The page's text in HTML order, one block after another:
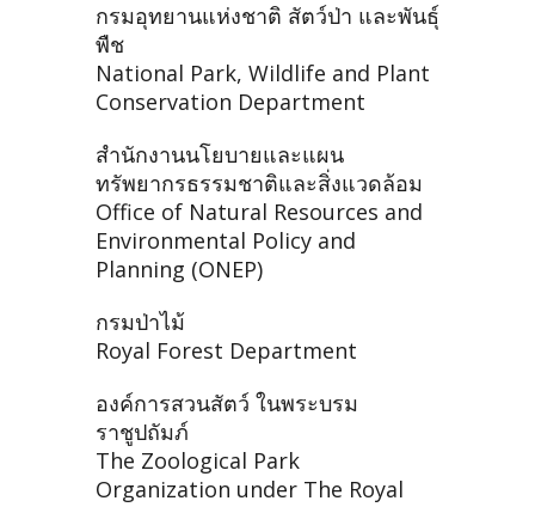
กรมอุทยานแห่งชาติ สัตว์ป่า และพันธุ์
พืช
National Park, Wildlife and Plant
Conservation Department
สำนักงานนโยบายและแผน
ทรัพยากรธรรมชาติและสิ่งแวดล้อม
Office of Natural Resources and
Environmental Policy and
Planning (ONEP)
กรมป่าไม้
Royal Forest Department
องค์การสวนสัตว์ ในพระบรม
ราชูปถัมภ์
The Zoological Park
Organization under The Royal